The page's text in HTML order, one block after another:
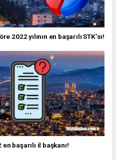
yılının en başarılı STK’sı!
başarılı il başkanı!